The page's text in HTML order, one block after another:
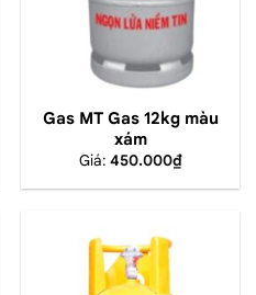
Gas MT Gas 12kg màu
xám
Giá: 450.000₫